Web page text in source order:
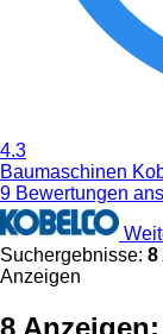
4.3
Baumaschinen
9 Bewertungen
Suchergebnisse: 8
Anzeigen
8 Anzeigen: